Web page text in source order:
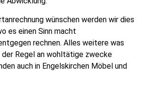
wünschen werden wir dies
es einen Sinn macht
rechnen. Alles weitere was
der Regel an wohltätige zwecke
auch in Engelskirchen Möbel und